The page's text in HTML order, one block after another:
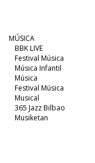
MÚSICA
BBK LIVE
Festival Música
Música Infantil
Música
Festival Música
Musical
365 Jazz Bilbao
Musiketan